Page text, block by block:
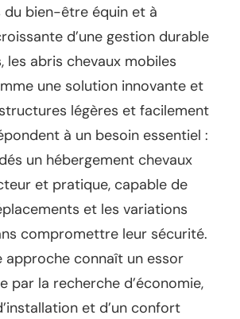
du bien-être équin et à
d’une gestion durable
les abris chevaux mobiles
une solution innovante et
légères et facilement
à un besoin essentiel :
un hébergement chevaux
et pratique, capable de
et les variations
compromettre leur sécurité.
approche connaît un essor
par la recherche d’économie,
et d’un confort